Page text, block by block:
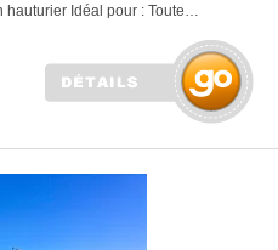
hauturier Idéal pour : Toute…